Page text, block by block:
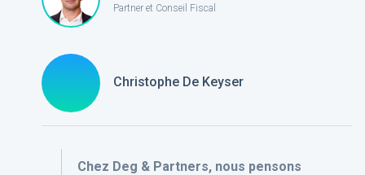
Partner et Conseil Fiscal
Christophe De Keyser
Chez Deg & Partners, nous pensons